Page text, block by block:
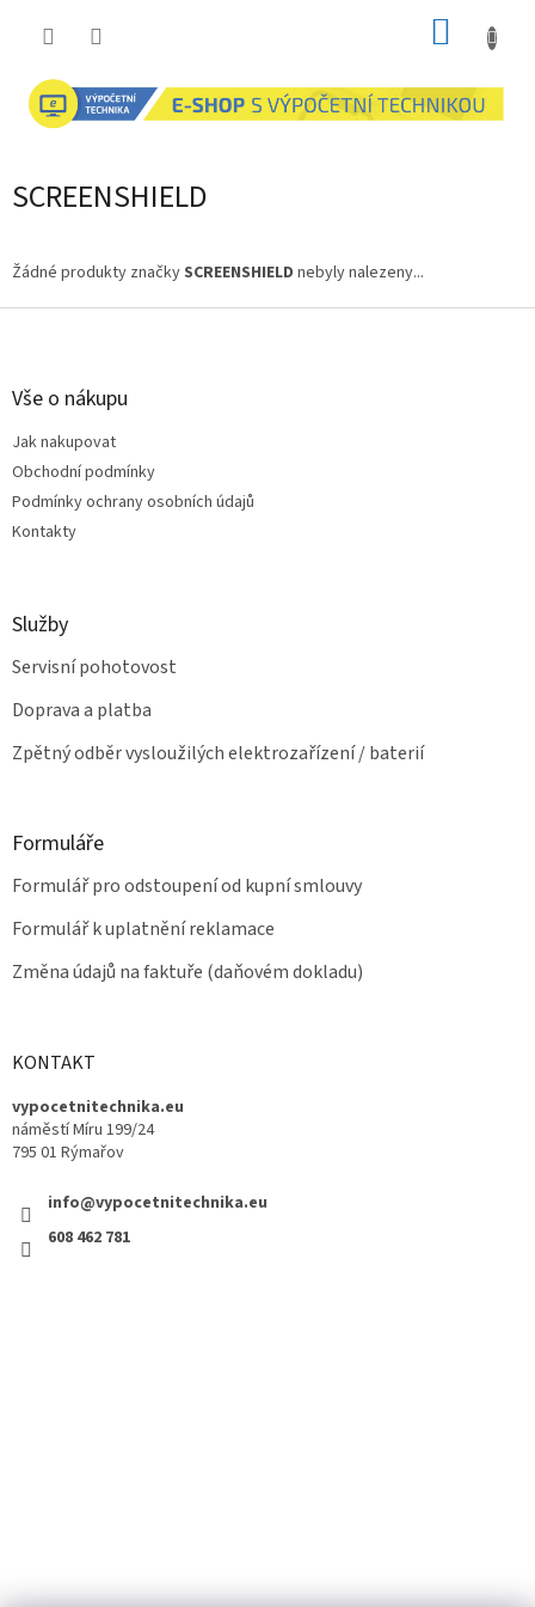
SCREENSHIELD
Žádné produkty značkySCREENSHIELD nebyly nalezeny...
Z
Vše o nákupu
Jak nakupovat
Obchodní podmínky
Podmínky ochrany osobních údajů
Kontakty
Služby
Servisní pohotovost
Doprava a platba
Zpětný odběr vysloužilých elektrozařízení / baterií
Formuláře
Formulář pro odstoupení od kupní smlouvy
Formulář k uplatnění reklamace
Změna údajů na faktuře (daňovém dokladu)
KONTAKT
vypocetnitechnika.eu
náměstí Míru 199/24
795 01 Rýmařov
info@vypocetnitechnika.eu
608 462 781